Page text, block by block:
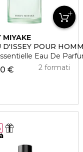
MIYAKE
D'ISSEY POUR
Eau De
€ 2 formati